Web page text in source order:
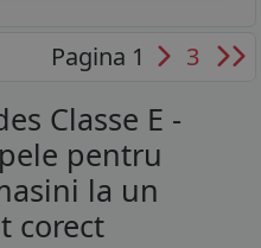
Pagina 1 3
Classe E -
pentru
la un
corect